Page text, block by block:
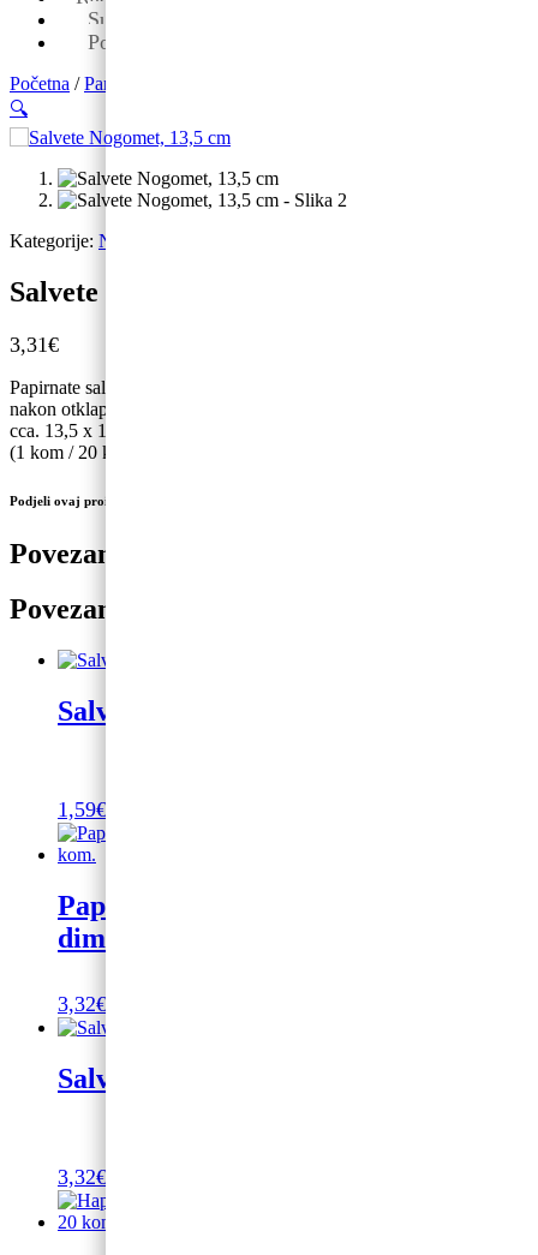
Sub: 08-13
Pon-pet: 09-19
Početna /Party program
🔍
Kategorije: Nogomet
Salvete Nogomet, 13,5 cm
3,31€
Papirnate salvete Nogomet u bijeloj boji s crnim printom, veličina
nakon otklapanja cca. 27 x 27 cm, veličina nakon presavijanja
cca. 13,5 x 13,5 cm.
(1 kom / 20 kom.)
Podjeli ovaj proizvod na društvenim mrežama
Povezani proizvodi
Povezani proizvodi
Salvete Painter Soft Touch bež 20/1
1,59€
Papirnate salvete “Baloni – 30”,
dimenzija 33 x 33 cm, 20 kom.
3,32€
Salvete za Prvu Pričest 20/1
3,32€